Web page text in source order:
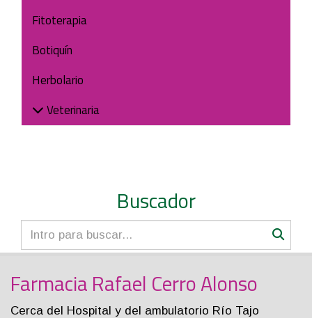
Fitoterapia
Botiquín
Herbolario
Veterinaria
Buscador
Farmacia Rafael Cerro Alonso
Cerca del Hospital y del ambulatorio Río Tajo